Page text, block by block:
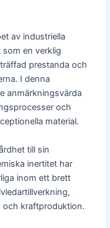
av industriella
en verklig
prestanda och
I denna
anmärkningsvärda
och
material.
till sin
inertitet har
inom ett brett
och kraftproduktion.